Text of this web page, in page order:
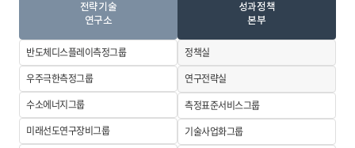
전략기술
연구소
반도체디스플레이측정그룹
우주극한측정그룹
수소에너지그룹
미래선도연구장비그룹
성과정책
본부
정책실
연구전략실
측정표준서비스그룹
기술사업화그룹